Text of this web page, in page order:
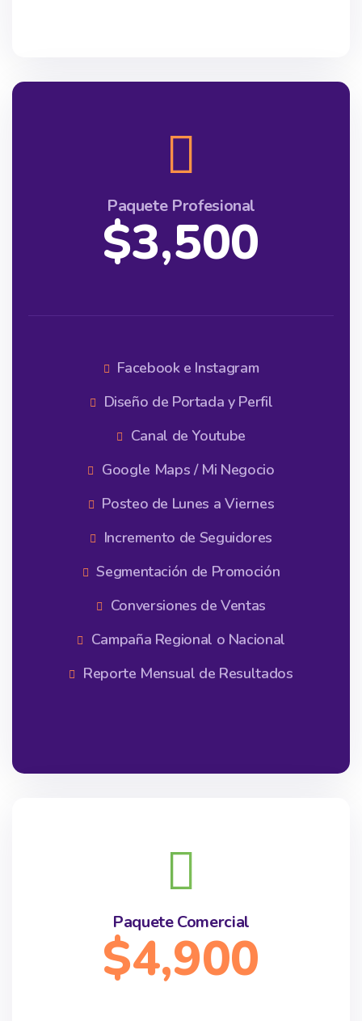
Paquete Profesional
$3,500
Facebook e Instagram
Diseño de Portada y Perfil
Canal de Youtube
Google Maps / Mi Negocio
Posteo de Lunes a Viernes
Incremento de Seguidores
Segmentación de Promoción
Conversiones de Ventas
Campaña Regional o Nacional
Reporte Mensual de Resultados
Paquete Comercial
$4,900